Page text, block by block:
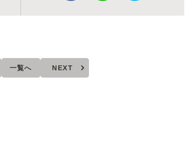
一覧へ NEXT